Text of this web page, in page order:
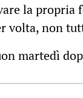
la propria
volta, non
martedì